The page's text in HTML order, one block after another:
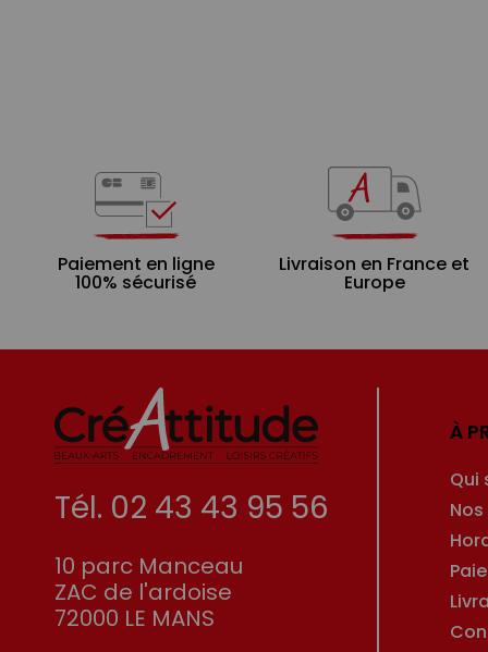
Paiement en ligne
100% sécurisé
Livraison en France et
Europe
Tél. 02 43 43 95 56
10 parc Manceau
ZAC de l'ardoise
72000 LE MANS
À
Qui